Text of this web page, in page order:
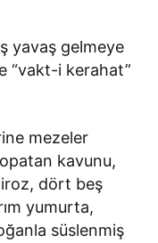
yavaş gelmeye
“vakt-i kerahat”
mezeler
kavunu,
dört beş
yumurta,
süslenmiş